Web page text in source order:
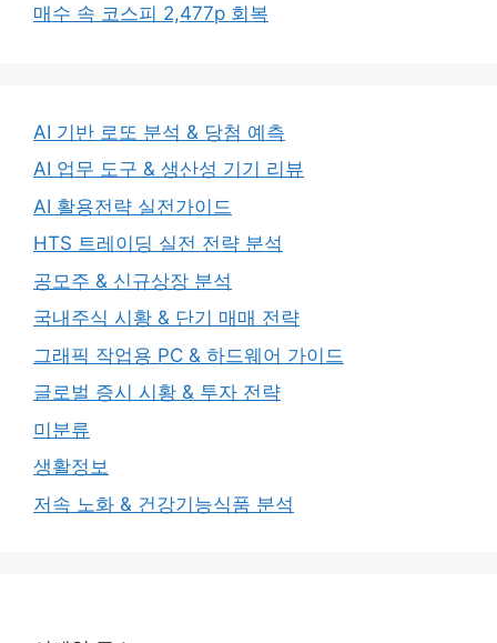
매수 속 코스피 2,477p 회복
AI 기반 로또 분석 & 당첨 예측
AI 업무 도구 & 생산성 기기 리뷰
AI 활용전략 실전가이드
HTS 트레이딩 실전 전략 분석
공모주 & 신규상장 분석
국내주식 시황 & 단기 매매 전략
그래픽 작업용 PC & 하드웨어 가이드
글로벌 증시 시황 & 투자 전략
미분류
생활정보
저속 노화 & 건강기능식품 분석